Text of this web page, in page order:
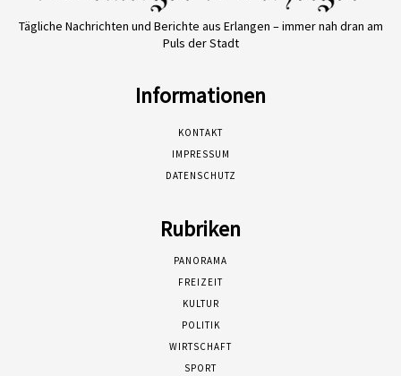
Tägliche Nachrichten und Berichte aus Erlangen – immer nah dran am
Puls der Stadt
Informationen
KONTAKT
IMPRESSUM
DATENSCHUTZ
Rubriken
PANORAMA
FREIZEIT
KULTUR
POLITIK
WIRTSCHAFT
SPORT